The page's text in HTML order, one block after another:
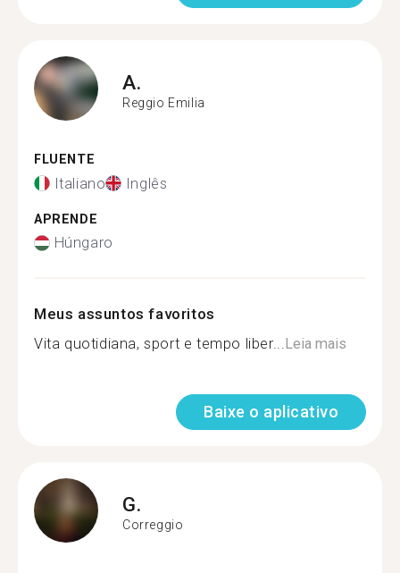
A.
Reggio Emilia
FLUENTE
Italiano Inglês
APRENDE
Húngaro
Meus assuntos favoritos
Vita quotidiana, sport e tempo liber...Leia mais
Baixe o aplicativo
G.
Correggio